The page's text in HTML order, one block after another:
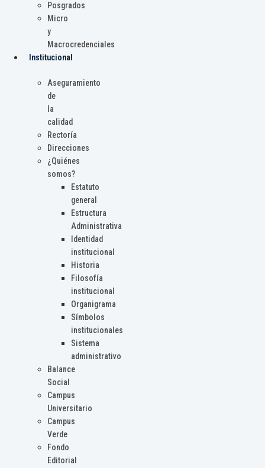
Posgrados
Micro
y
Macrocredenciales
Institucional
Aseguramiento
de
la
calidad
Rectoría
Direcciones
¿Quiénes
somos?
Estatuto
general
Estructura
Administrativa
Identidad
institucional
Historia
Filosofía
institucional
Organigrama
Símbolos
institucionales
Sistema
administrativo
Balance
Social
Campus
Universitario
Campus
Verde
Fondo
Editorial